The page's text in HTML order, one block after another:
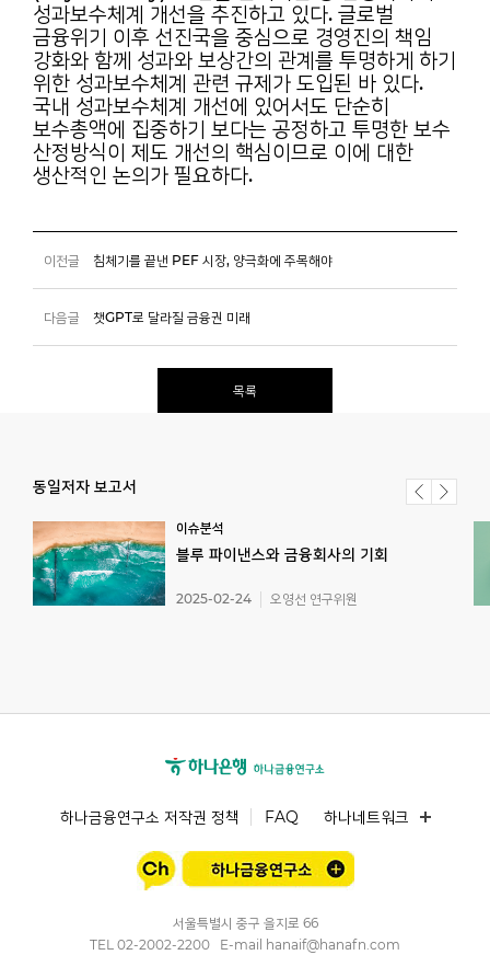
성과보수체계 개선을 추진하고 있다. 글로벌
금융위기 이후 선진국을 중심으로 경영진의 책임
강화와 함께 성과와 보상간의 관계를 투명하게 하기
위한 성과보수체계 관련 규제가 도입된 바 있다.
국내 성과보수체계 개선에 있어서도 단순히
보수총액에 집중하기 보다는 공정하고 투명한 보수
산정방식이 제도 개선의 핵심이므로 이에 대한
생산적인 논의가 필요하다.
이전글 침체기를 끝낸 PEF 시장, 양극화에 주목해야
다음글 챗GPT로 달라질 금융권 미래
목록
동일저자 보고서
이슈분석
블루 파이낸스와 금융회사의 기회
2025-02-24 오영선 연구위원
하나금융연구소 저작권 정책 FAQ 하나네트워크
서울특별시 중구 을지로 66
TEL 02-2002-2200 E-mail hanaif@hanafn.com